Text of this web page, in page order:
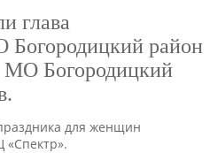
глава
район
МО Богородицкий
для женщин